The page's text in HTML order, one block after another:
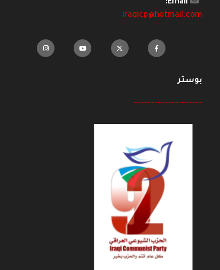
Email:
iraqicp@hotmail.com
بوستر
--------------------